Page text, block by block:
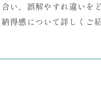
い、誤解やすれ違いを
得感について詳しくご紹